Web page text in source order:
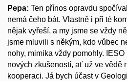
Pepa: Ten přínos opravdu
nemá čeho bát. Vlastně i při té
nějak vyřeší, a my jsme se vždy
jsme mluvili s někým, kdo vůbec
nohy, mimika vždy pomohly.
nových zkušeností, ať už ve vědě
kooperaci. Já bych účast v